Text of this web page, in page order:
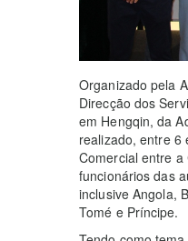
Organizado pela
Direcção dos
em Hengqin, da
realizado, entre 6
Comercial entre
funcionários das
inclusive Angola,
Tomé e Príncipe.